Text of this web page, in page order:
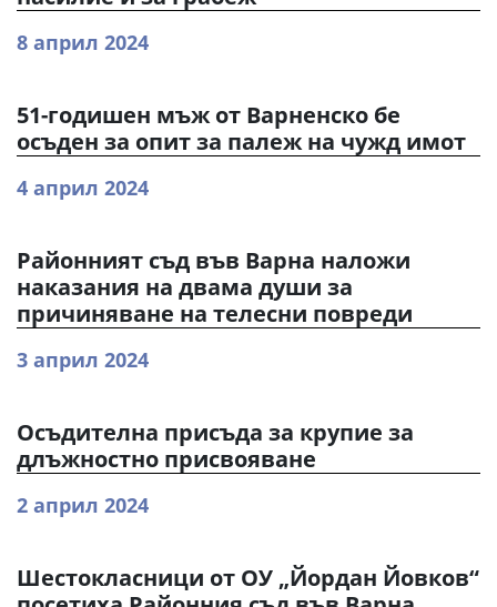
8 април 2024
51-годишен мъж от Варненско бе
осъден за опит за палеж на чужд имот
4 април 2024
Районният съд във Варна наложи
наказания на двама души за
причиняване на телесни повреди
3 април 2024
Осъдителна присъда за крупие за
длъжностно присвояване
2 април 2024
Шестокласници от ОУ „Йордан Йовков“